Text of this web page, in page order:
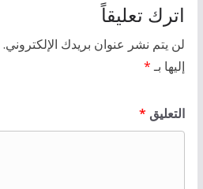
اترك تعليقاً
لن يتم نشر عنوان بريدك الإلكتروني.
إليها بـ*
التعليق *